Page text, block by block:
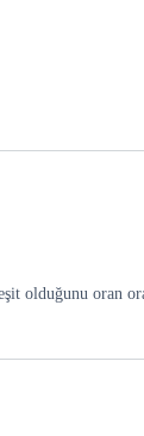
olduğunu oran